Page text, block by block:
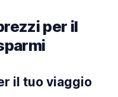
per il
il tuo viaggio